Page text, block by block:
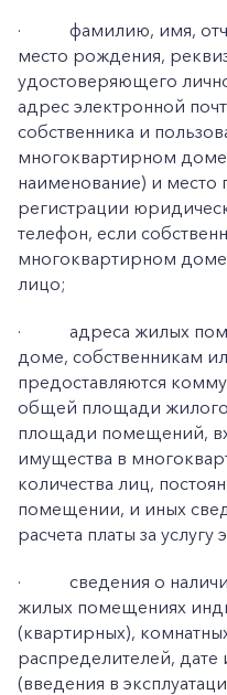
·
фамилию, имя,
место рождения,
удостоверяющего
адрес электронной
собственника и
многоквартирном
наименование) и место
регистрации
телефон, если
многоквартирном
лицо;
·
адреса жилых
доме, собственникам
предоставляются
общей площади
площади помещений,
имущества в
количества лиц,
помещении, и иных
расчета платы за
·
сведения о
жилых помещениях
(квартирных),
распределителей, дате
(введения в